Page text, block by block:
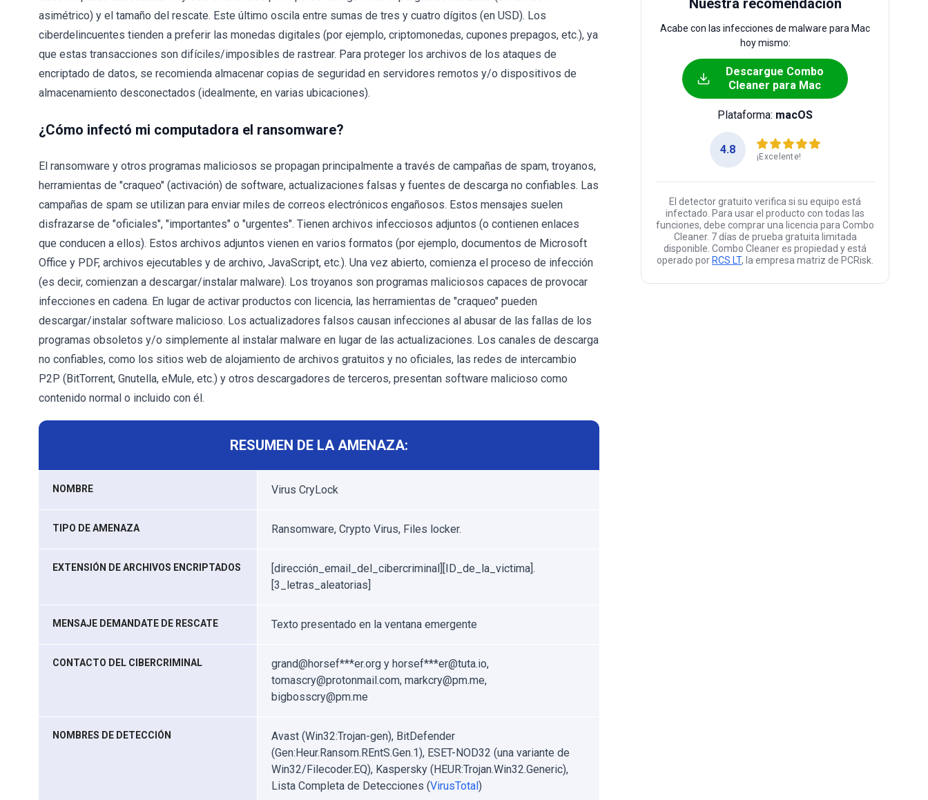
asimétrico) y el tamaño del rescate. Este último oscila entre sumas de tres y cuatro dígitos (en USD). Los
ciberdelincuentes tienden a preferir las monedas digitales (por ejemplo, criptomonedas, cupones prepagos, etc.), ya
que estas transacciones son difíciles/imposibles de rastrear. Para proteger los archivos de los ataques de
encriptado de datos, se recomienda almacenar copias de seguridad en servidores remotos y/o dispositivos de
almacenamiento desconectados (idealmente, en varias ubicaciones).
¿Cómo infectó mi computadora el ransomware?
El ransomware y otros programas maliciosos se propagan principalmente a través de campañas de spam, troyanos,
herramientas de "craqueo" (activación) de software, actualizaciones falsas y fuentes de descarga no confiables. Las
campañas de spam se utilizan para enviar miles de correos electrónicos engañosos. Estos mensajes suelen
disfrazarse de "oficiales", "importantes" o "urgentes". Tienen archivos infecciosos adjuntos (o contienen enlaces
que conducen a ellos). Estos archivos adjuntos vienen en varios formatos (por ejemplo, documentos de Microsoft
Office y PDF, archivos ejecutables y de archivo, JavaScript, etc.). Una vez abierto, comienza el proceso de infección
(es decir, comienzan a descargar/instalar malware). Los troyanos son programas maliciosos capaces de provocar
infecciones en cadena. En lugar de activar productos con licencia, las herramientas de "craqueo" pueden
descargar/instalar software malicioso. Los actualizadores falsos causan infecciones al abusar de las fallas de los
programas obsoletos y/o simplemente al instalar malware en lugar de las actualizaciones. Los canales de descarga
no confiables, como los sitios web de alojamiento de archivos gratuitos y no oficiales, las redes de intercambio
P2P (BitTorrent, Gnutella, eMule, etc.) y otros descargadores de terceros, presentan software malicioso como
contenido normal o incluido con él.
RESUMEN DE LA AMENAZA:
NOMBRE Virus CryLock
TIPO DE AMENAZA Ransomware, Crypto Virus, Files locker.
EXTENSIÓN DE ARCHIVOS ENCRIPTADOS
[dirección_email_del_cibercriminal][ID_de_la_victima].
[3_letras_aleatorias]
MENSAJE DEMANDATE DE RESCATE Texto presentado en la ventana emergente
CONTACTO DEL CIBERCRIMINAL
grand@horsef***er.org y horsef***er@tuta.io,
tomascry@protonmail.com, markcry@pm.me,
bigbosscry@pm.me
NOMBRES DE DETECCIÓN
Avast (Win32:Trojan-gen), BitDefender
(Gen:Heur.Ransom.REntS.Gen.1), ESET-NOD32 (una variante de
Win32/Filecoder.EQ), Kaspersky (HEUR:Trojan.Win32.Generic),
Lista Completa de Detecciones (VirusTotal)
Nuestra recomendación
Acabe con las infecciones de malware para Mac
hoy mismo:
Descargue Combo
Cleaner para Mac
Plataforma: macOS
4.8
¡Excelente!
El detector gratuito verifica si su equipo está
infectado. Para usar el producto con todas las
funciones, debe comprar una licencia para Combo
Cleaner. 7 días de prueba gratuita limitada
disponible. Combo Cleaner es propiedad y está
operado por RCS LT, la empresa matriz de PCRisk.